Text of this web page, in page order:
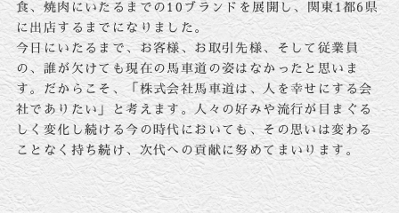
食、焼肉にいたるまでの10ブランドを展開し、関東1都6県
に出店するまでになりました。
今日にいたるまで、お客様、お取引先様、そして従業員
の、誰が欠けても現在の馬車道の姿はなかったと思いま
す。だからこそ、「株式会社馬車道は、人を幸せにする会
社でありたい」と考えます。人々の好みや流行が目まぐる
しく変化し続ける今の時代においても、その思いは変わる
ことなく持ち続け、次代への貢献に努めてまいります。